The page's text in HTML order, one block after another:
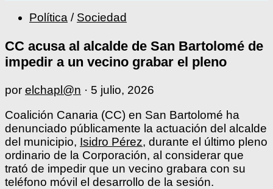
Política / Sociedad
CC acusa al alcalde de San Bartolomé de
impedir a un vecino grabar el pleno
por elchapl@n · 5 julio, 2026
Coalición Canaria (CC) en San Bartolomé ha
denunciado públicamente la actuación del alcalde
del municipio, Isidro Pérez, durante el último pleno
ordinario de la Corporación, al considerar que
trató de impedir que un vecino grabara con su
teléfono móvil el desarrollo de la sesión.